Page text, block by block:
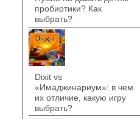
пробиотики? Как
выбрать?
Dixit vs
«Имаджинариум»: в чем
их отличие, какую игру
выбрать?